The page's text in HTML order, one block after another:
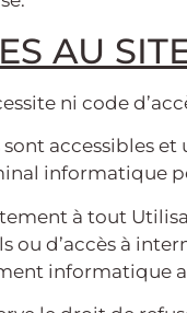
AU
ni code
sont accessibles
informatique
à tout
ou d’accès à
informatique